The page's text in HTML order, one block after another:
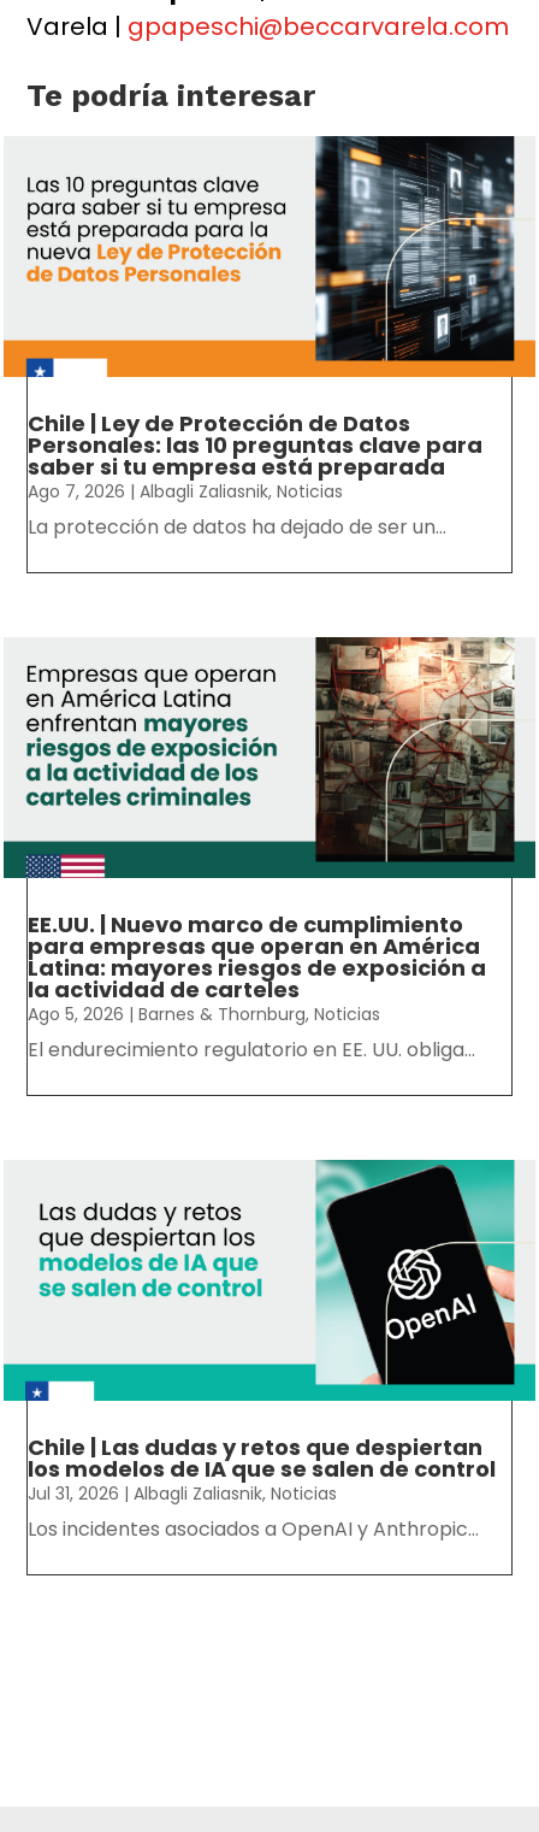
Varela | gpapeschi@beccarvarela.com
Te podría interesar
Chile | Ley de Protección de Datos
Personales: las 10 preguntas clave para
saber si tu empresa está preparada
Ago 7, 2026 |Albagli Zaliasnik,Noticias
La protección de datos ha dejado de ser un...
EE.UU. | Nuevo marco de cumplimiento
para empresas que operan en América
Latina: mayores riesgos de exposición a
la actividad de carteles
Ago 5, 2026 |Barnes & Thornburg,Noticias
El endurecimiento regulatorio en EE. UU. obliga...
Chile | Las dudas y retos que despiertan
los modelos de IA que se salen de control
Jul 31, 2026 |Albagli Zaliasnik,Noticias
Los incidentes asociados a OpenAI y Anthropic...